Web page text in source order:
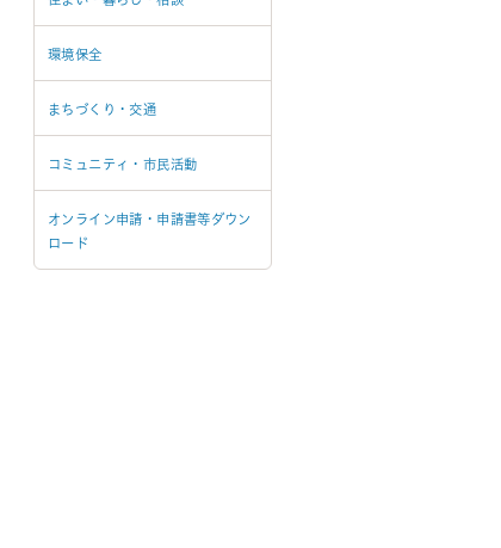
環境保全
まちづくり・交通
コミュニティ・市民活動
オンライン申請・申請書等ダウン
ロード